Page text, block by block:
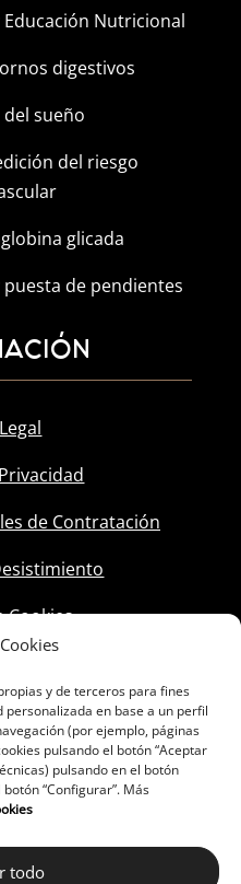
y de terceros para fines
en base a un perfil
(por ejemplo, páginas
pulsando el botón “Aceptar
pulsando en el botón
“Configurar”. Más
todo
Nutricional
digestivos
sueño
del riesgo
glicada
de pendientes
de Contratación
Cookies